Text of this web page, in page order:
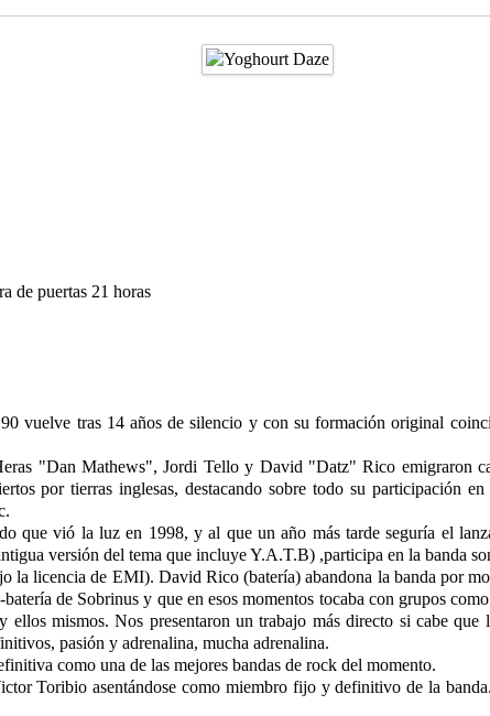
de puertas 21 horas
vuelve tras 14 años de silencio y con su formación original
"Dan Mathews", Jordi Tello y David "Datz" Rico emigraron
por tierras inglesas, destacando sobre todo su
que vió la luz en 1998, y al que un año más tarde seguría el
versión del tema que incluye Y.A.T.B) ,participa en la banda
licencia de EMI). David Rico (batería) abandona la banda por
de Sobrinus y que en esos momentos tocaba con grupos
mismos. Nos presentaron un trabajo más directo si cabe
pasión y adrenalina, mucha adrenalina.
como una de las mejores bandas de rock del momento.
Toribio asentándose como miembro fijo y definitivo de la